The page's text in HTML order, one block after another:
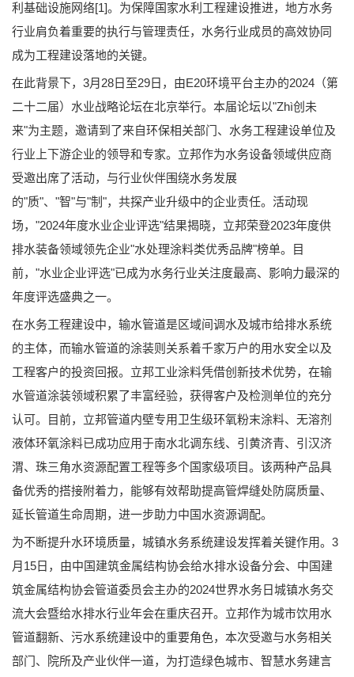
利基础设施网络[1]。为保障国家水利工程建设推进，地方水务
行业肩负着重要的执行与管理责任，水务行业成员的高效协同
成为工程建设落地的关键。
在此背景下，3月28日至29日，由E20环境平台主办的2024（第
二十二届）水业战略论坛在北京举行。本届论坛以"Zhì创未
来"为主题，邀请到了来自环保相关部门、水务工程建设单位及
行业上下游企业的领导和专家。立邦作为水务设备领域供应商
受邀出席了活动，与行业伙伴围绕水务发展
的"质"、"智"与"制"，共探产业升级中的企业责任。活动现
场，"2024年度水业企业评选"结果揭晓，立邦荣登2023年度供
排水装备领域领先企业"水处理涂料类优秀品牌"榜单。目
前，"水业企业评选"已成为水务行业关注度最高、影响力最深的
年度评选盛典之一。
在水务工程建设中，输水管道是区域间调水及城市给排水系统
的主体，而输水管道的涂装则关系着千家万户的用水安全以及
工程客户的投资回报。立邦工业涂料凭借创新技术优势，在输
水管道涂装领域积累了丰富经验，获得客户及检测单位的充分
认可。目前，立邦管道内壁专用卫生级环氧粉末涂料、无溶剂
液体环氧涂料已成功应用于南水北调东线、引黄济青、引汉济
渭、珠三角水资源配置工程等多个国家级项目。该两种产品具
备优秀的搭接附着力，能够有效帮助提高管焊缝处防腐质量、
延长管道生命周期，进一步助力中国水资源调配。
为不断提升水环境质量，城镇水务系统建设发挥着关键作用。3
月15日，由中国建筑金属结构协会给水排水设备分会、中国建
筑金属结构协会管道委员会主办的2024世界水务日城镇水务交
流大会暨给水排水行业年会在重庆召开。立邦作为城市饮用水
管道翻新、污水系统建设中的重要角色，本次受邀与水务相关
部门、院所及产业伙伴一道，为打造绿色城市、智慧水务建言